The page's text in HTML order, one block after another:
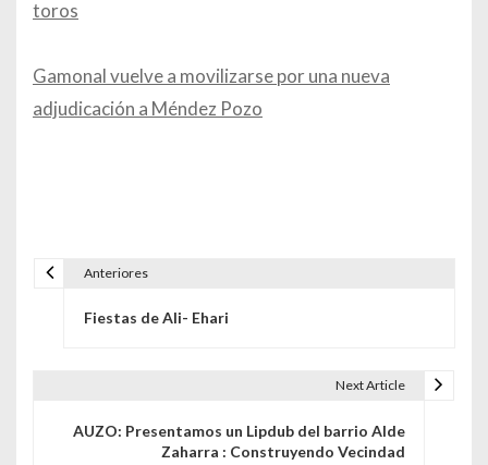
toros
Gamonal vuelve a movilizarse por una nueva
adjudicación a Méndez Pozo
Anteriores
Fiestas de Ali- Ehari
Next Article
AUZO: Presentamos un Lipdub del barrio Alde
Zaharra : Construyendo Vecindad